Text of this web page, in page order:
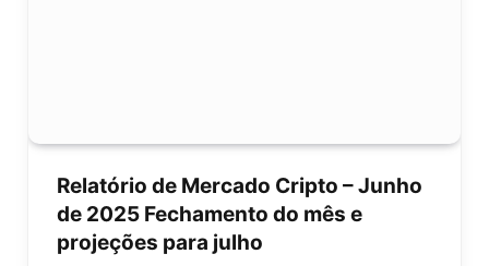
Relatório de Mercado Cripto – Junho
de 2025 Fechamento do mês e
projeções para julho